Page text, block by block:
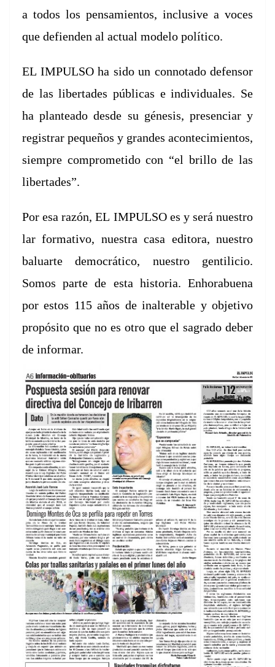
a todos los pen­samien­tos, inclu­sive a voces
que defien­den al actu­al mod­e­lo político.
EL IMPULSO ha sido un con­no­ta­do defen­sor
de las lib­er­tades públi­cas e indi­vid­uales. Se
haplantea­do des­de su géne­sis, pres­en­ciar y
reg­is­trar pequeños y grandes acon­tec­imien­tos,
siem­pre com­pro­meti­do con “el bril­lo de las
libertades”.
Por esa razón, EL IMPULSO es y será nue­stro
lar for­ma­ti­vo, nues­tra casa edi­to­ra, nue­stro
balu­artedemocráti­co, nue­stro gen­ti­li­cio.
Somos parte de esta his­to­ria. Enhorabue­na
porestos 115 años de inal­ter­able y obje­ti­vo
propósi­to que no es otro que el sagra­do deber
de informar.